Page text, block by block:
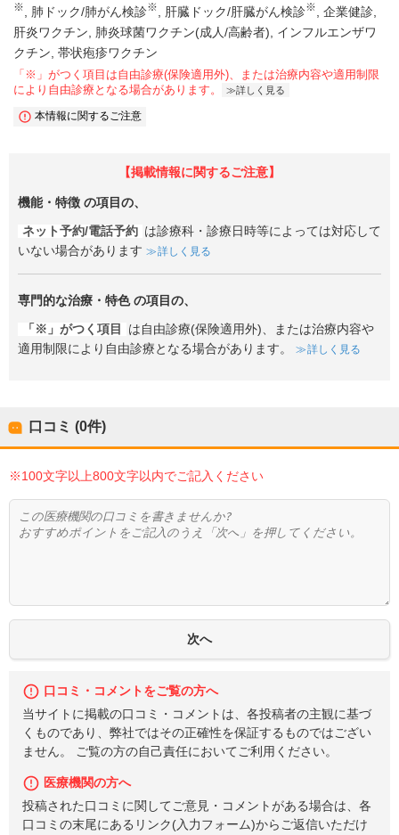
※ 肺ドック/肺がん検診※ 肝臓ドック/肝臓がん検診※
企業健診
肝炎ワクチン
肺炎球菌ワクチン(成人/高齢者)
インフルエンザワ
クチン 帯状疱疹ワクチン
「※」がつく項目は自由診療(保険適用外)、または治療内容や適用制限
により自由診療となる場合があります。
詳しく見る
本情報に関するご注意
【掲載情報に関するご注意】
機能・特徴 の項目の、
ネット予約/電話予約 は診療科・診療日時等によっては対応して
いない場合があります
詳しく見る
専門的な治療・特色の項目の、
「※」がつく項目
は自由診療(保険適用外)、または治療内容や
適用制限により自由診療となる場合があります。
詳しく見る
口コミ (0件)
※100文字以上800文字以内でご記入ください
口コミ・コメントをご覧の方へ
当サイトに掲載の口コミ・コメントは、各投稿者の主観に基づ
くものであり、弊社ではその正確性を保証するものではござい
ません。 ご覧の方の自己責任においてご利用ください。
医療機関の方へ
投稿された口コミに関してご意見・コメントがある場合は、各
口コミの末尾にあるリンク(入力フォーム)からご返信いただけ